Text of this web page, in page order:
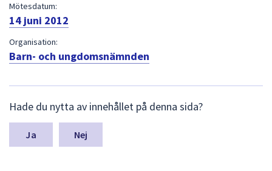
Mötesdatum:
14 juni 2012
Organisation:
Barn- och ungdomsnämnden
ä
m
a
Hade du nytta av innehållet på denna sida?
Nej